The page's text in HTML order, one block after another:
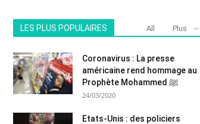
LES PLUS POPULAIRES All Plus
Coronavirus : La presse
américaine rend hommage au
Prophète Mohammed ﷺ
24/03/2020
Etats-Unis : des policiers